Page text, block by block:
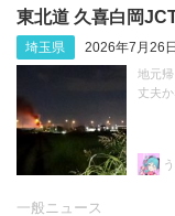
東北道 久喜白岡
埼玉県 2026年7月26
地元
丈夫
一般ニュース